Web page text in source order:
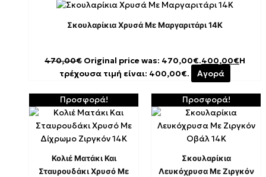
Σκουλαρίκια Χρυσά Με Μαργαριτάρι 14K
470,00€ Original price was: 470,00€.400,00€Η
τρέχουσα τιμή είναι: 400,00€.
Αγορά
Προσφορά!
Κολιέ Ματάκι Και
Σταυρουδάκι Χρυσό Με
Προσφορά!
Σκουλαρίκια
Λευκόχρυσα Με Ζιργκόν